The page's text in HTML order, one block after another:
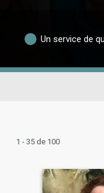
Un service de
1 - 35 de 100